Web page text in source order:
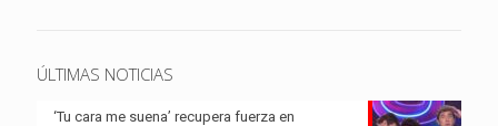
ÚLTIMAS NOTICIAS
‘Tu cara me suena’ recupera fuerza en